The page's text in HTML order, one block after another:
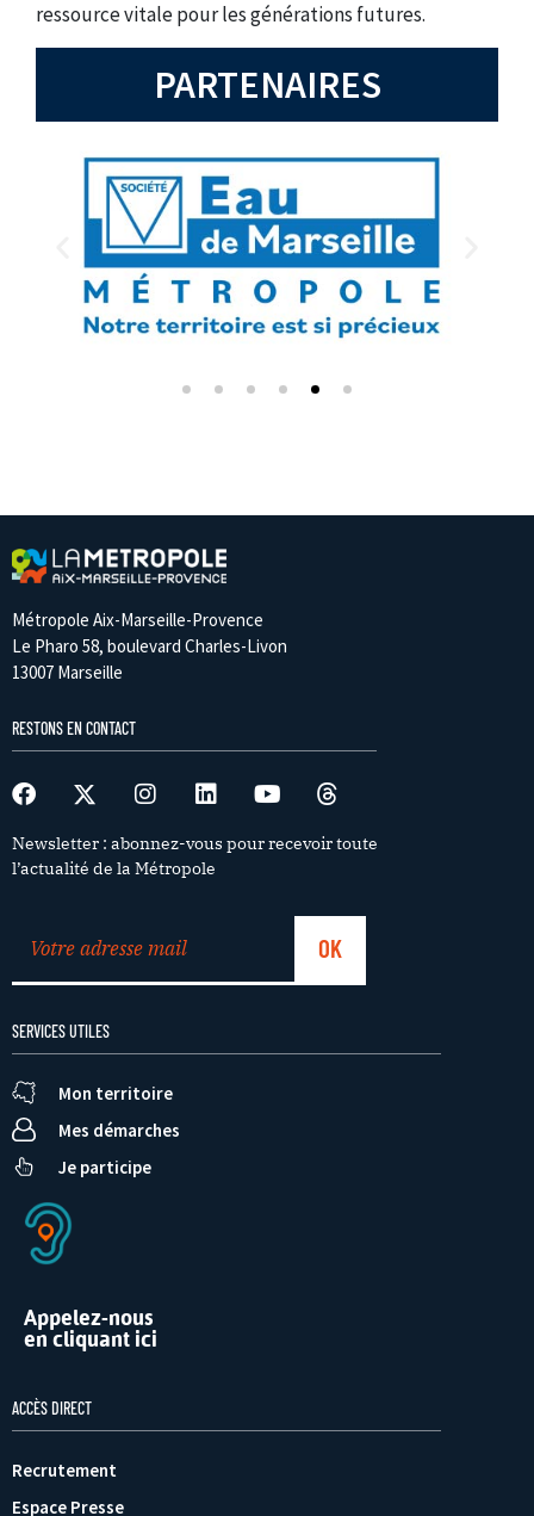
ressource vitale pour les générations futures.
PARTENAIRES
Métropole Aix-Marseille-Provence
Le Pharo 58, boulevard Charles-Livon
13007 Marseille
RESTONS EN CONTACT
Newsletter : abonnez-vous pour recevoir toute
l’actualité de la Métropole
SERVICES UTILES
Mon territoire
Mes démarches
Je participe
Appelez-nous
en cliquant ici
ACCÈS DIRECT
Recrutement
Espace Presse